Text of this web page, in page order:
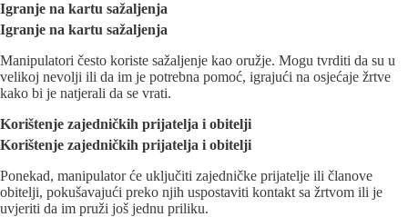
Igranje na kartu sažaljenja
Igranje na kartu sažaljenja
Manipulatori često koriste sažaljenje kao oružje. Mogu tvrditi da su u
velikoj nevolji ili da im je potrebna pomoć, igrajući na osjećaje žrtve
kako bi je natjerali da se vrati.
Korištenje zajedničkih prijatelja i obitelji
Korištenje zajedničkih prijatelja i obitelji
Ponekad, manipulator će uključiti zajedničke prijatelje ili članove
obitelji, pokušavajući preko njih uspostaviti kontakt sa žrtvom ili je
uvjeriti da im pruži još jednu priliku.